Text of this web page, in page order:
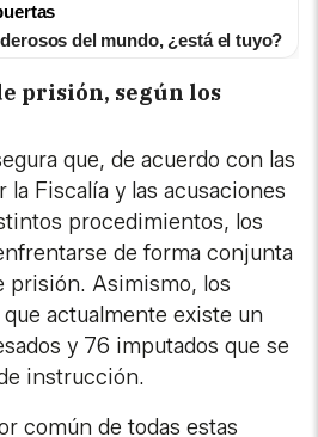
del mundo, ¿está el tuyo?
prisión, según los
que, de acuerdo con las
la Fiscalía y las acusaciones
procedimientos, los
de forma conjunta
prisión. Asimismo, los
actualmente existe un
y 76 imputados que se
instrucción.
común de todas estas